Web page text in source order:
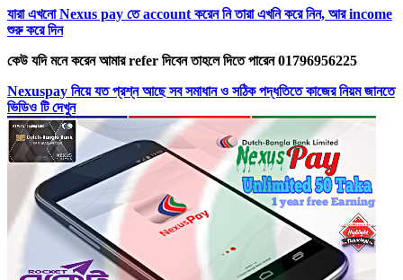
যারা এখনো Nexus pay তে account করেন নি তারা এখনি করে নিন, আর income
শুরু করে দিন
কেউ যদি মনে করেন আমার refer দিবেন তাহলে দিতে পারেন 01796956225
Nexuspay নিয়ে যত প্রশ্ন আছে সব সমাধান ও সঠিক পদ্ধতিতে কাজের নিয়ম জানতে
ভিডিও টি দেখুন